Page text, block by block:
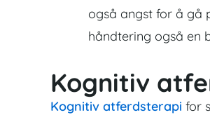
også angst for å gå
håndtering også en
Kognitiv
Kognitiv atferdsterapi for